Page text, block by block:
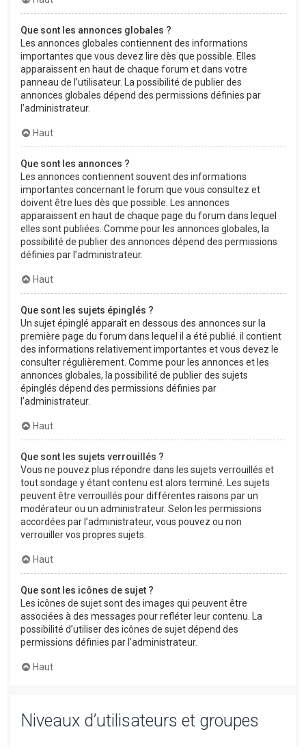
Que sont les annonces globales ?
Les annonces globales contiennent des informations
importantes que vous devez lire dès que possible. Elles
apparaissent en haut de chaque forum et dans votre
panneau de l’utilisateur. La possibilité de publier des
annonces globales dépend des permissions définies par
l’administrateur.
Haut
Que sont les annonces ?
Les annonces contiennent souvent des informations
importantes concernant le forum que vous consultez et
doivent être lues dès que possible. Les annonces
apparaissent en haut de chaque page du forum dans lequel
elles sont publiées. Comme pour les annonces globales, la
possibilité de publier des annonces dépend des permissions
définies par l’administrateur.
Haut
Que sont les sujets épinglés ?
Un sujet épinglé apparaît en dessous des annonces sur la
première page du forum dans lequel il a été publié. il contient
des informations relativement importantes et vous devez le
consulter régulièrement. Comme pour les annonces et les
annonces globales, la possibilité de publier des sujets
épinglés dépend des permissions définies par
l’administrateur.
Haut
Que sont les sujets verrouillés ?
Vous ne pouvez plus répondre dans les sujets verrouillés et
tout sondage y étant contenu est alors terminé. Les sujets
peuvent être verrouillés pour différentes raisons par un
modérateur ou un administrateur. Selon les permissions
accordées par l’administrateur, vous pouvez ou non
verrouiller vos propres sujets.
Haut
Que sont les icônes de sujet ?
Les icônes de sujet sont des images qui peuvent être
associées à des messages pour refléter leur contenu. La
possibilité d’utiliser des icônes de sujet dépend des
permissions définies par l’administrateur.
Haut
Niveaux d’utilisateurs et groupes